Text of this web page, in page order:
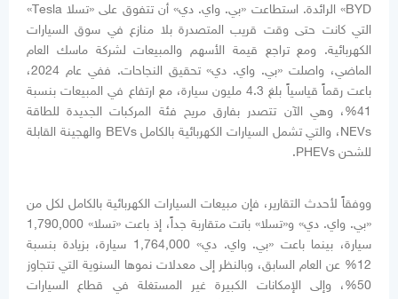
BYD» الرائدة. استطاعت «بي. واي. دي» أن تتفوق على «تسلا Tesla»
التي كانت حتى وقت قريب المتصدرة بلا منازع في سوق السيارات
الكهربائية. ومع تراجع قيمة الأسهم والمبيعات لشركة ماسك العام
الماضي، واصلت «بي. واي. دي» تحقيق النجاحات. ففي عام 2024،
باعت رقماً قياسياً بلغ 4.3 مليون سيارة، مع ارتفاع في المبيعات بنسبة
41%، وهي الآن تتصدر بفارق مريح فئة المركبات الجديدة للطاقة
NEVs، والتي تشمل السيارات الكهربائية بالكامل BEVs والهجينة القابلة
للشحن PHEVs.
ووفقاً لأحدث التقارير، فإن مبيعات السيارات الكهربائية بالكامل لكل من
«بي. واي. دي» و«تسلا» باتت متقاربة جداً، إذ باعت «تسلا» 1,790,000
سيارة، بينما باعت «بي. واي. دي» 1,764,000 سيارة، بزيادة بنسبة
12% عن العام السابق، وبالنظر إلى معدلات نموها السنوية التي تتجاوز
50%، وإلى الإمكانات الكبيرة غير المستغلة في قطاع السيارات